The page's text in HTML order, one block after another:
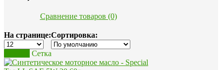
Сравнение товаров (0)
На странице:Сортировка:
Сетка